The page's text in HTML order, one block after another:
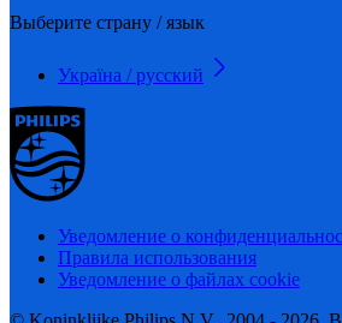
Выберите страну / язык
Україна / русский
Уведомление о
Правила использования
Уведомление о файлах cookie